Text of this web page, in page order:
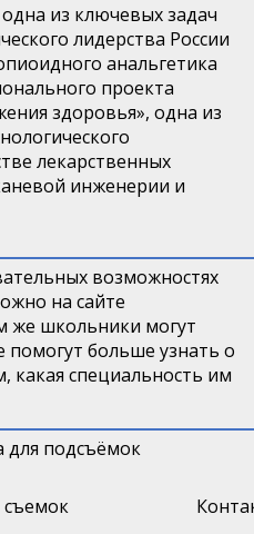
одна из ключевых задач
лидерства России
анальгетика
проекта
здоровья», одна из
лекарственных
инженерии и
возможностях
на сайте
же школьники могут
помогут больше узнать о
какая специальность им
для подсъёмок
съемок